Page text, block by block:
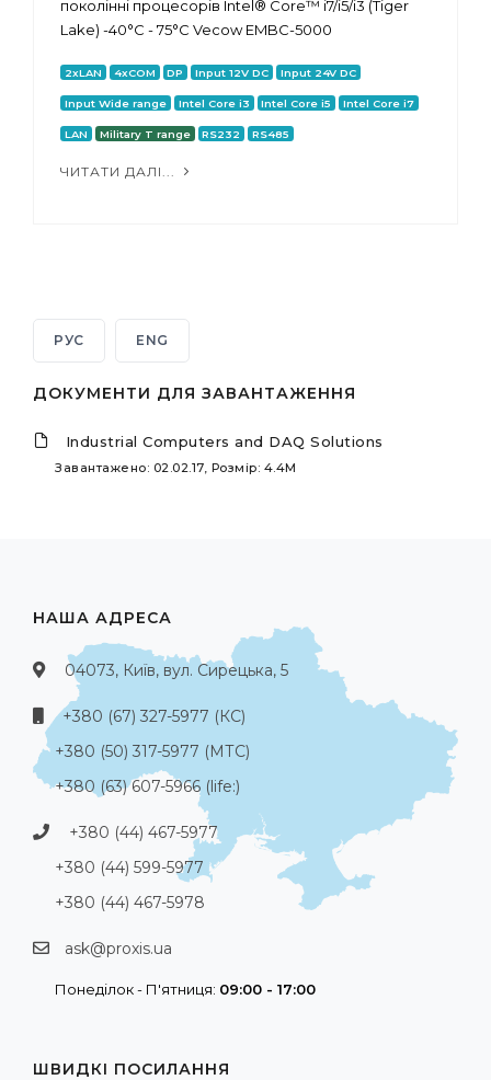
поколінні процесорів Intel® Core™ i7/i5/i3 (Tiger
Lake) -40°C - 75°C Vecow EMBC-5000
2xLAN 4xCOM DP Input 12V DC Input 24V DC
Input Wide range Intel Core i3 Intel Core i5 Intel Core i7
LAN Military T range RS232 RS485
ЧИТАТИ ДАЛІ...
РУС ENG
ДОКУМЕНТИ ДЛЯ ЗАВАНТАЖЕННЯ
Industrial Computers and DAQ Solutions
Завантажено: 02.02.17, Розмір: 4.4M
НАША АДРЕСА
04073, Київ, вул. Сирецька, 5
+380 (67) 327-5977 (КС)
+380 (50) 317-5977 (МТС)
+380 (63) 607-5966 (life:)
+380 (44) 467-5977
+380 (44) 599-5977
+380 (44) 467-5978
ask@proxis.ua
Понеділок - П'ятниця: 09:00 - 17:00
ШВИДКІ ПОСИЛАННЯ